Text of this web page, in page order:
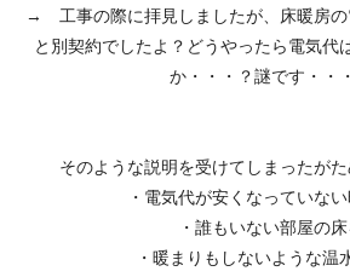
→ 工事の際に拝見しましたが、床暖房の
と別契約でしたよ？どうやったら電気代
か・・・？謎です・・
そのような説明を受けてしまったがた
・電気代が安くなっていな
・誰もいない部屋の
・暖まりもしないような温